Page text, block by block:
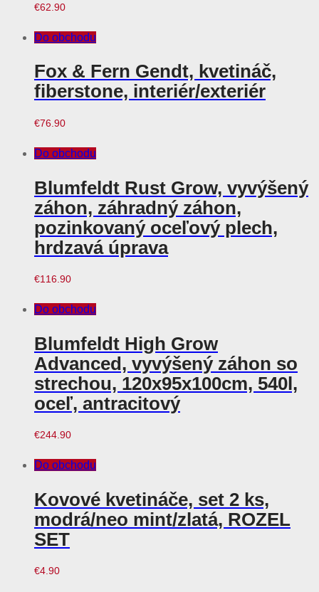
€62.90
Do obchodu
Fox & Fern Gendt, kvetináč,
fiberstone, interiér/exteriér
€76.90
Do obchodu
Blumfeldt Rust Grow, vyvýšený
záhon, záhradný záhon,
pozinkovaný oceľový plech,
hrdzavá úprava
€116.90
Do obchodu
Blumfeldt High Grow
Advanced, vyvýšený záhon so
strechou, 120x95x100cm, 540l,
oceľ, antracitový
€244.90
Do obchodu
Kovové kvetináče, set 2 ks,
modrá/neo mint/zlatá, ROZEL
SET
€4.90